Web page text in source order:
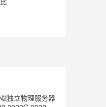
独立物理服务器